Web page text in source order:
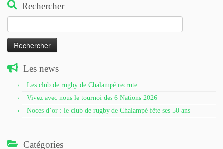
Rechercher
Les news
Les club de rugby de Chalampé recrute
Vivez avec nous le tournoi des 6 Nations 2026
Noces d’or : le club de rugby de Chalampé fête ses 50 ans
Catégories